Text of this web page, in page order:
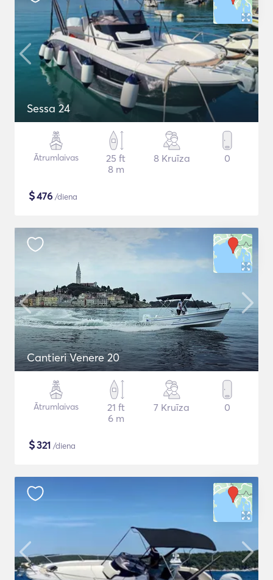
Sessa 24
Ātrumlaivas
25 ft
8 m
8 Kruīza 0
$476 /diena
Cantieri Venere 20
Ātrumlaivas
21 ft
6 m
7 Kruīza 0
$321 /diena